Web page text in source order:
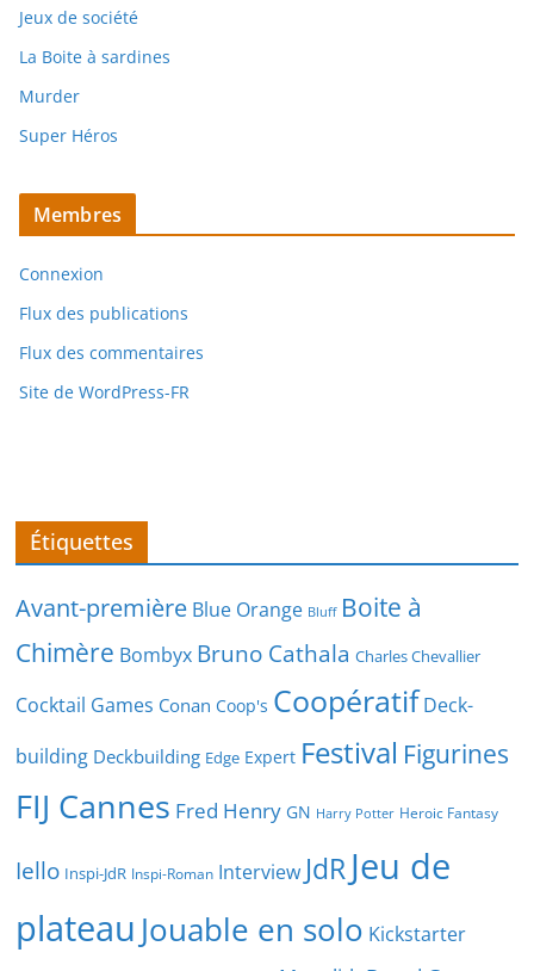
Jeux de société
La Boite à sardines
Murder
Super Héros
Membres
Connexion
Flux des publications
Flux des commentaires
Site de WordPress-FR
Étiquettes
Avant-première Blue Orange Bluff Boite à
Chimère Bombyx Bruno Cathala Charles Chevallier
Cocktail Games Conan Coop's Coopératif Deck-
building Deckbuilding Edge Expert Festival Figurines
FIJ Cannes Fred Henry GN Harry Potter Heroic Fantasy
Iello Inspi-JdR Inspi-Roman Interview JdRJeu de
plateau Jouable en solo Kickstarter